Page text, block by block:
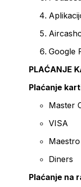
Google
PLAĆANJE
Plaćanje
Master
VISA
Maestro
Diners
Plaćanje na